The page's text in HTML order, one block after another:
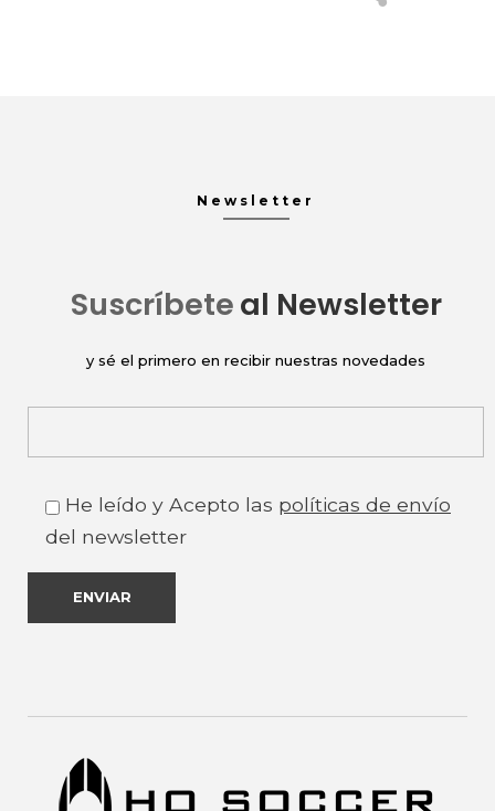
Newsletter
Suscríbeteal Newsletter
y sé el primero en recibir nuestras novedades
He leído y Acepto las políticas de envío
del newsletter